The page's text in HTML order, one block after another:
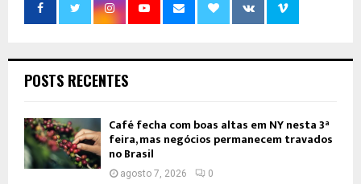
POSTS RECENTES
Café fecha com boas altas em NY nesta 3ª
feira, mas negócios permanecem travados
no Brasil
agosto 7, 2026 0